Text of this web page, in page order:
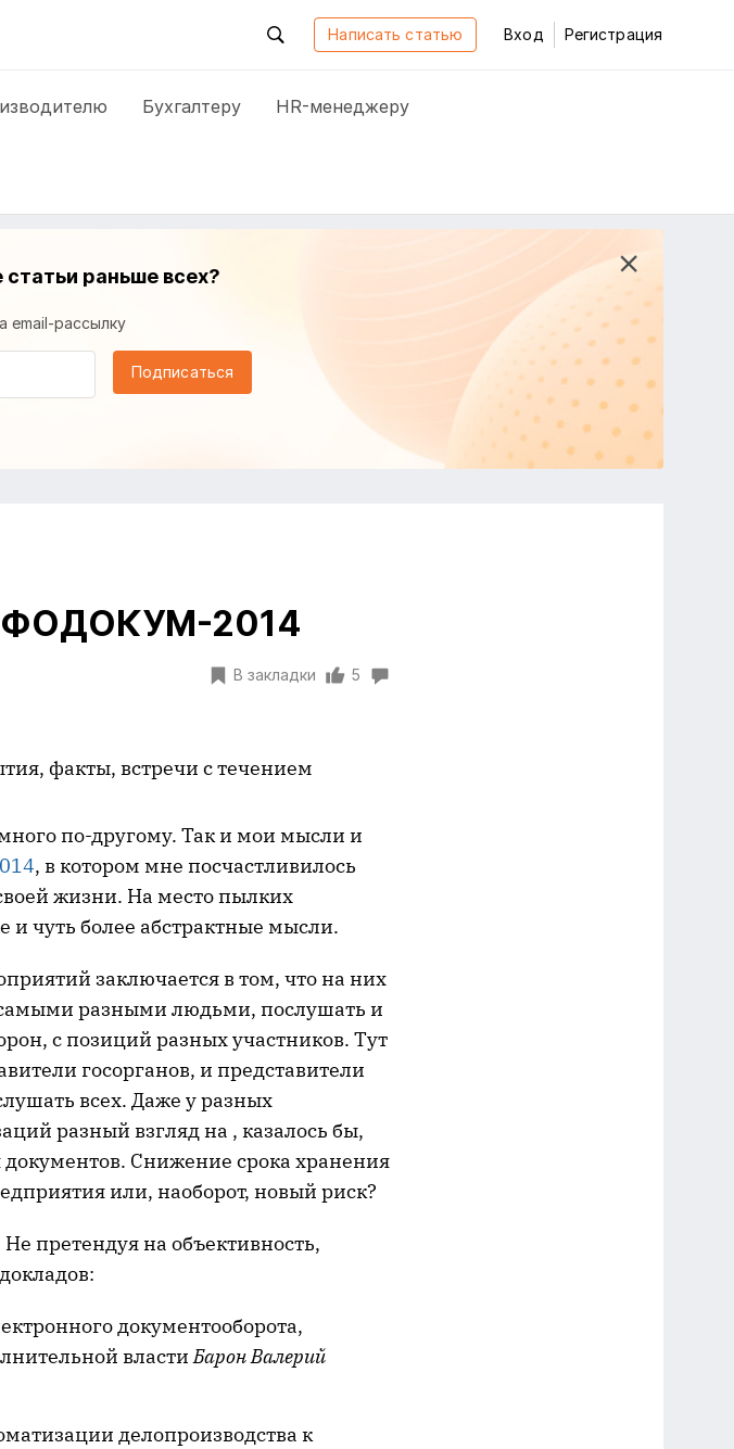
Написать статью Вход Регистрация
Бухгалтеру HR-менеджеру
раньше всех?
email-рассылку
Подписаться
2014
В закладки 5
факты, встречи с течением
по-другому. Так и мои мысли и
, в котором мне посчастливилось
жизни. На место пылких
и чуть более абстрактные мысли.
заключается в том, что на них
самыми разными людьми, послушать и
с позиций разных участников. Тут
госорганов, и представители
всех. Даже у разных
разный взгляд на , казалось бы,
Снижение срока хранения
или, наоборот, новый риск?
Не претендуя на объективность,
документооборота,
властиБарон Валерий
делопроизводства к